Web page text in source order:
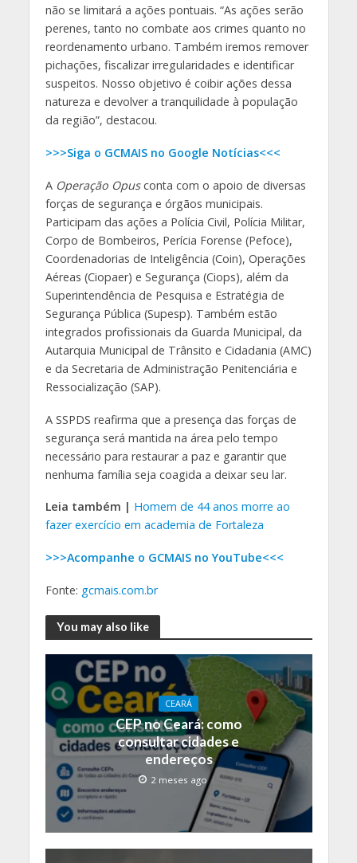
não se limitará a ações pontuais. “As ações serão
perenes, tanto no combate aos crimes quanto no
reordenamento urbano. Também iremos remover
pichações, fiscalizar irregularidades e identificar
suspeitos. Nosso objetivo é coibir ações dessa
natureza e devolver a tranquilidade à população
da região”, destacou.
>>>Siga o GCMAIS no Google Notícias<<<
A Operação Opusconta com o apoio de diversas
forças de segurança e órgãos municipais.
Participam das ações a Polícia Civil, Polícia Militar,
Corpo de Bombeiros, Perícia Forense (Pefoce),
Coordenadorias de Inteligência (Coin), Operações
Aéreas (Ciopaer) e Segurança (Ciops), além da
Superintendência de Pesquisa e Estratégia de
Segurança Pública (Supesp). Também estão
integrados profissionais da Guarda Municipal, da
Autarquia Municipal de Trânsito e Cidadania (AMC)
e da Secretaria de Administração Penitenciária e
Ressocialização (SAP).
A SSPDS reafirma que a presença das forças de
segurança será mantida na área pelo tempo
necessário para restaurar a paz e garantir que
nenhuma família seja coagida a deixar seu lar.
Leia também | Homem de 44 anos morre ao
fazer exercício em academia de Fortaleza
>>>Acompanhe o GCMAIS no YouTube<<<
Fonte: gcmais.com.br
You may also like
CEARÁ
CEP no Ceará: como
consultar cidades e
endereços
2 meses ago